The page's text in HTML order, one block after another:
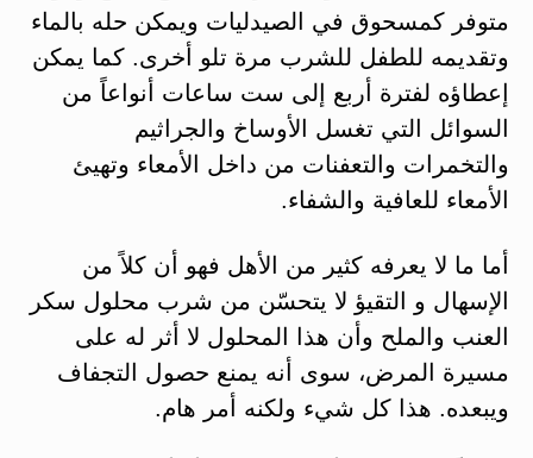
متوفر كمسحوق في الصيدليات ويمكن حله بالماء
وتقديمه للطفل للشرب مرة تلو أخرى. كما يمكن
إعطاؤه لفترة أربع إلى ست ساعات أنواعاً من
السوائل التي تغسل الأوساخ والجراثيم
والتخمرات والتعفنات من داخل الأمعاء وتهيئ
الأمعاء للعافية والشفاء.
أما ما لا يعرفه كثير من الأهل فهو أن كلاً من
الإسهال و التقيؤ لا يتحسّن من شرب محلول سكر
العنب والملح وأن هذا المحلول لا أثر له على
مسيرة المرض، سوى أنه يمنع حصول التجفاف
ويبعده. هذا كل شيء ولكنه أمر هام.